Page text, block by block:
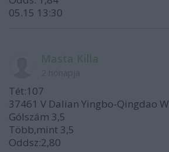
05.15 13:30
Tét:107
37461 V Dalian Yingbo-Qingdao
Gólszám 3,5
Több,mint 3,5
Oddsz:2,80